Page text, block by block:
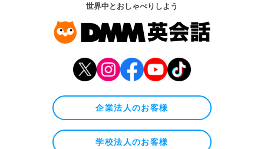
世界中とおしゃべりしよう
企業法人のお客様
学校法人のお客様